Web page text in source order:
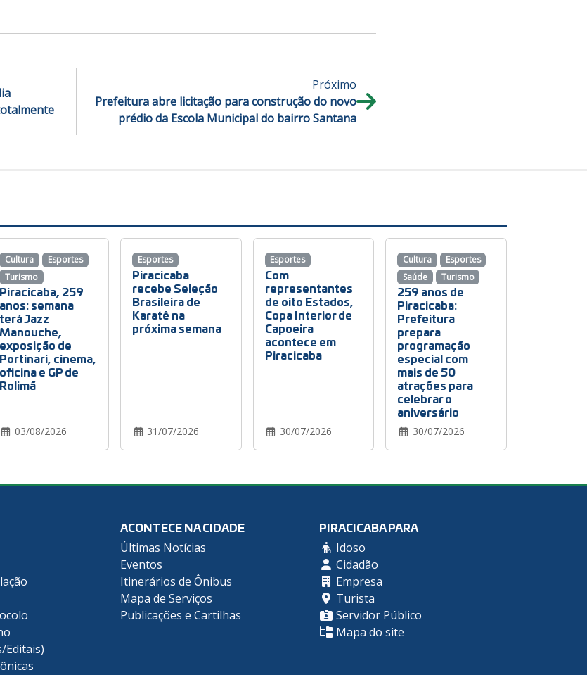
Próximo
Prefeitura abre licitação para construção do novo
prédio da Escola Municipal do bairro Santana
Piracicaba, 259
anos: semana
terá Jazz
Manouche,
exposição de
Portinari, cinema,
oficina e GP de
Rolimã
03/08/2026
Cultura
Esportes
Turismo
Piracicaba
recebe Seleção
Brasileira de
Karatê na
próxima semana
31/07/2026
Esportes
Com
representantes
de oito Estados,
Copa Interior de
Capoeira
acontece em
Piracicaba
30/07/2026
Esportes
259 anos de
Piracicaba:
Prefeitura
prepara
programação
especial com
mais de 50
atrações para
celebrar o
aniversário
30/07/2026
Cultura
Esportes
Saúde
Turismo
Editais)
ACONTECE NA CIDADE
Últimas Notícias
Eventos
Itinerários de Ônibus
Mapa de Serviços
Publicações e Cartilhas
PIRACICABA PARA
Idoso
Cidadão
Empresa
Turista
Servidor Público
Mapa do site